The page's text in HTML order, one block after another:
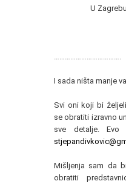
U
I sada ništa manje
Svi oni koji bi
se obratiti izravno
sve detalje. Evo
Mišljenja sam da
obratiti